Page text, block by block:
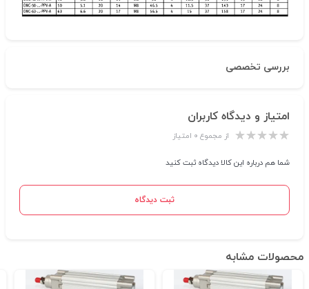
بررسی تخصصی
امتیاز و دیدگاه کاربران
از مجموع ۰ امتیاز
شما هم درباره این کالا دیدگاه ثبت کنید
ثبت دیدگاه
محصولات مشابه